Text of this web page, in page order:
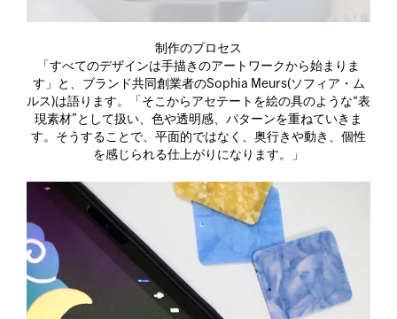
制作のプロセス
「すべてのデザインは手描きのアートワークから始まりま
す」と、ブランド共同創業者のSophia Meurs(ソフィア・ム
ルス)は語ります。「そこからアセテートを絵の具のような“表
現素材”として扱い、色や透明感、パターンを重ねていきま
す。そうすることで、平面的ではなく、奥行きや動き、個性
を感じられる仕上がりになります。」